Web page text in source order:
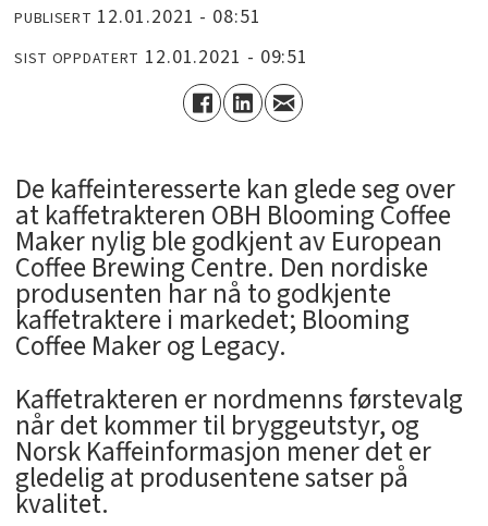
PUBLISERT 12.01.2021 - 08:51
SIST OPPDATERT 12.01.2021 - 09:51
De kaffeinteresserte kan glede seg over
at kaffetrakteren OBH Blooming Coffee
Maker nylig ble godkjent av European
Coffee Brewing Centre. Den nordiske
produsenten har nå to godkjente
kaffetraktere i markedet; Blooming
Coffee Maker og Legacy.
Kaffetrakteren er nordmenns førstevalg
når det kommer til bryggeutstyr, og
Norsk Kaffeinformasjon mener det er
gledelig at produsentene satser på
kvalitet.